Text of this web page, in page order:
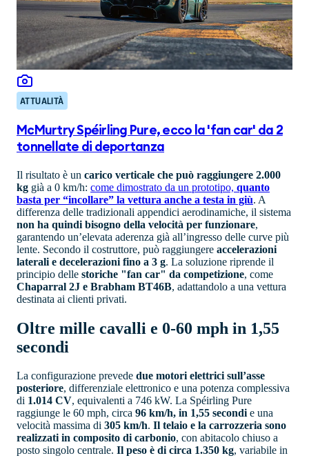
ATTUALITÀ
McMurtry Spéirling Pure, ecco la 'fan car' da 2
tonnellate di deportanza
Il risultato è un carico verticale che può raggiungere 2.000
kg già a 0 km/h: come dimostrato da un prototipo, quanto
basta per “incollare” la vettura anche a testa in giù. A
differenza delle tradizionali appendici aerodinamiche, il sistema
non ha quindi bisogno della velocità per funzionare,
garantendo un’elevata aderenza già all’ingresso delle curve più
lente. Secondo il costruttore, può raggiungere accelerazioni
laterali e decelerazioni fino a 3 g. La soluzione riprende il
principio delle storiche "fan car" da competizione, come
Chaparral 2J e Brabham BT46B, adattandolo a una vettura
destinata ai clienti privati.
Oltre mille cavalli e 0-60 mph in 1,55
secondi
La configurazione prevede due motori elettrici sull’asse
posteriore, differenziale elettronico e una potenza complessiva
di 1.014 CV, equivalenti a 746 kW. La Spéirling Pure
raggiunge le 60 mph, circa 96 km/h, in 1,55 secondie una
velocità massima di 305 km/h. Il telaio e la carrozzeria sono
realizzati in composito di carbonio, con abitacolo chiuso a
posto singolo centrale. Il peso è di circa 1.350 kg, variabile in